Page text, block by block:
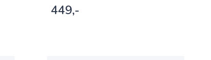
449,-